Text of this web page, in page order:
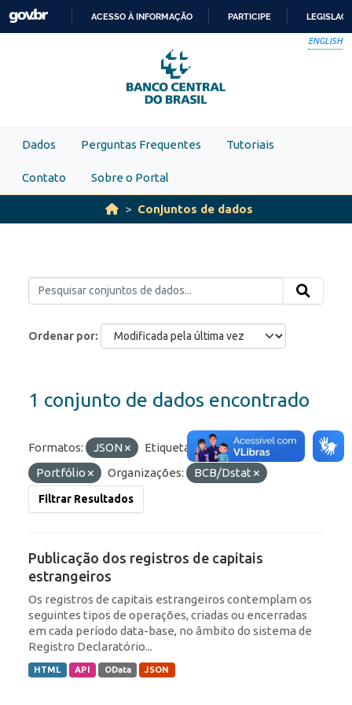
Skip to main content
PARA
O
CONTEÚDO
ACESSO À INFORMAÇÃO PARTICIPE
ENGLISH
Dados Perguntas Frequentes Tutoriais
Contato Sobre o Portal
Conjuntos de dados
Ordenar por
1 conjunto de dados encontrado
Formatos: JSON Etiquetas:
ROF
Portfólio
Organizações: BCB/Dstat
Filtrar Resultados
Publicação dos registros de capitais
estrangeiros
Os registros de capitais estrangeiros contemplam os
seguintes tipos de operações, criadas ou encerradas
em cada período data-base, no âmbito do sistema de
Registro Declaratório...
HTML API OData JSON